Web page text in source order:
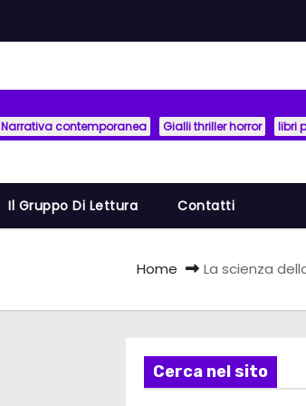
Narrativa contemporanea Gialli thriller horror libri
Il Gruppo Di Lettura Contatti
Home La scienza
Cerca nel sito